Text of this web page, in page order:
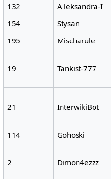
132
Alleksandra-I
154
Stysan
195
Mischarule
19 Tankist-777
21 InterwikiBot
114
Gohoski
2 Dimon4ezzz